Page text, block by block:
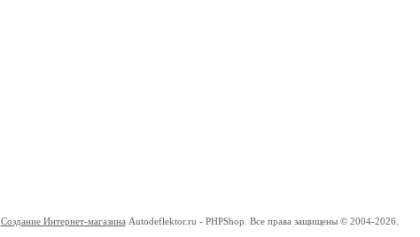
Создание Интернет-магазина Autodeflektor.ru - PHPShop. Все права защищены © 2004-2026.